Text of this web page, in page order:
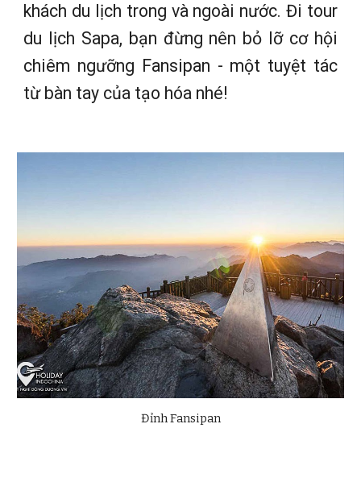
khách du lịch trong và ngoài nước. Đi tour
du lịch Sapa, bạn đừng nên bỏ lỡ cơ hội
chiêm ngưỡng Fansipan - một tuyệt tác
từ bàn tay của tạo hóa nhé!
Đỉnh Fansipan